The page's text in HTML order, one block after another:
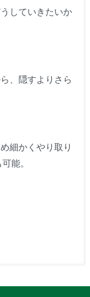
していきたいか
、隠すよりさら
細かくやり取り
能。